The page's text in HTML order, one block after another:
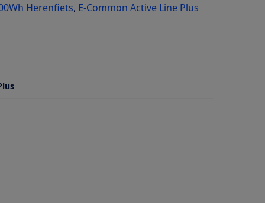
Herenfiets, E-Common Active Line Plus